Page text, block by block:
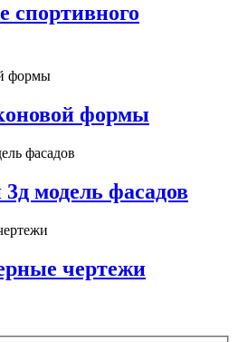
спортивного
формы
модель фасадов
чертежи